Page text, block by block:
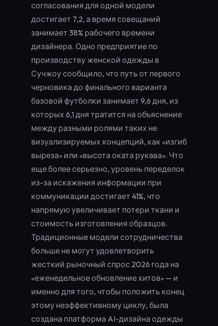
согласования для одной модели
достигает 7,2, а время совещаний
занимает 38% рабочего времени
дизайнера. Одно предприятие по
производству женской одежды в
Сучжоу сообщило, что путь от первого
черновика до финального варианта
базовой футболки занимает 9,6 дня, из
которых 6,1 дня тратится на объяснение
между разными ролями таких не
визуализируемых концепций, как «изгиб
выреза» или «высота оката рукава». Что
еще более серьезно, уровень переделок
из-за искажения информации при
коммуникации достигает 41%, что
напрямую увеличивает потери ткани и
стоимость изготовления образцов.
Традиционные модели сотрудничества
больше не могут удовлетворить
жесткий рыночный спрос 2026 года на
«еженедельное обновление хитов» — и
именно для того, чтобы положить конец
этому неэффективному циклу, была
создана платформа AI-дизайна одежды